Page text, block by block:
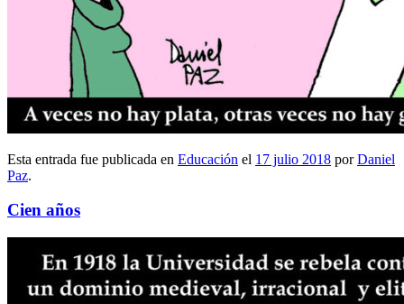
Esta entrada fue publicada en Educación el 17 julio 2018 porDaniel
Paz.
Cien años